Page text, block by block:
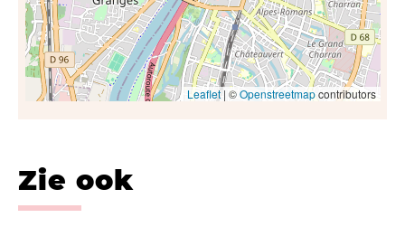
Leaflet| ©Openstreetmapcontributors
Zie ook